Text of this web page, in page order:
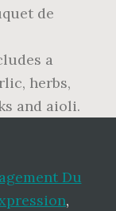
de
a
herbs,
and aioli.
Du
,